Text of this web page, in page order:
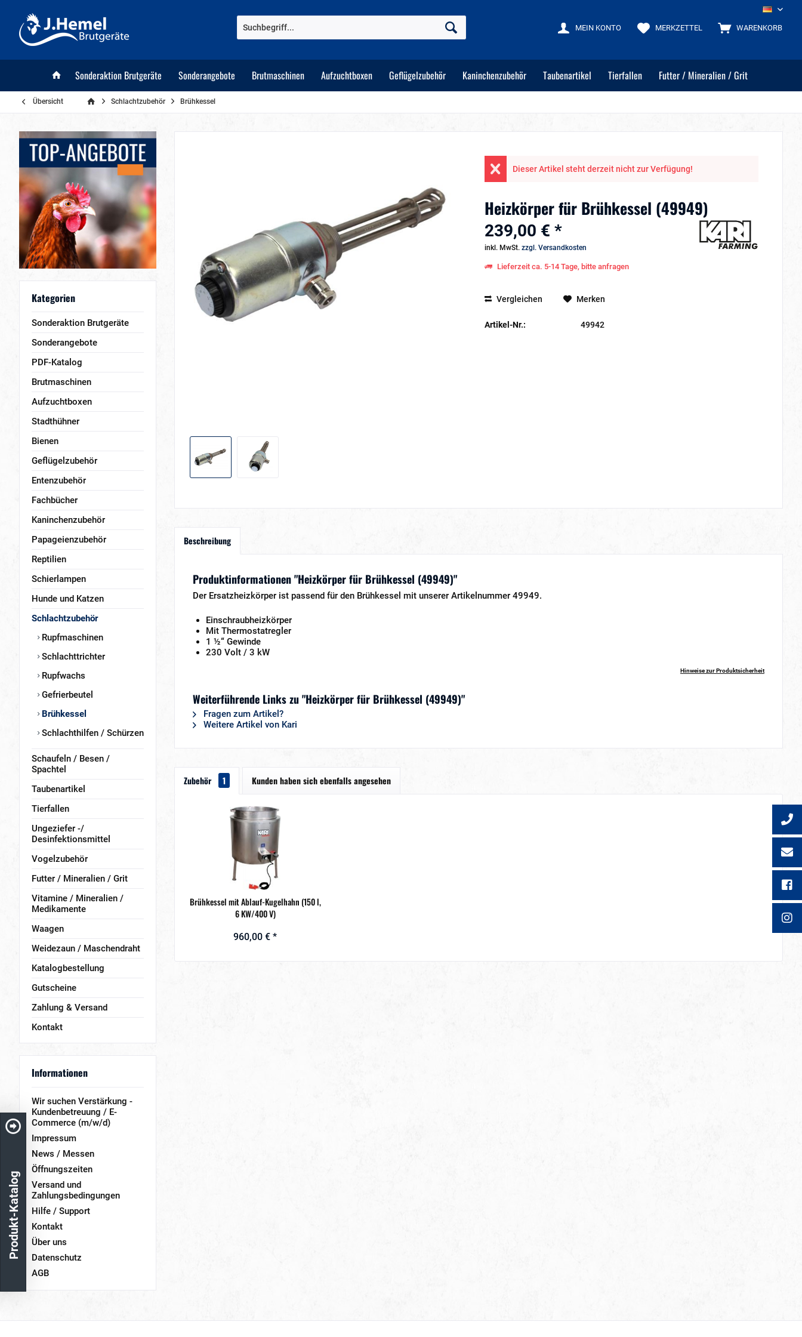
DE
WARENKORB
MERKZETTEL
MEIN KONTO
Sonderaktion Brutgeräte Sonderangebote Brutmaschinen Aufzuchtboxen Geflügelzubehör Kaninchenzubehör Taubenartikel Tierfallen Futter / Mineralien / Grit
Übersicht Schlachtzubehör Brühkessel
Kategorien
Sonderaktion Brutgeräte
Sonderangebote
PDF-Katalog
Brutmaschinen
Aufzuchtboxen
Stadthühner
Bienen
Geflügelzubehör
Entenzubehör
Fachbücher
Kaninchenzubehör
Papageienzubehör
Reptilien
Schierlampen
Hunde und Katzen
Schlachtzubehör
Rupfmaschinen
Schlachttrichter
Rupfwachs
Gefrierbeutel
Brühkessel
Schlachthilfen / Schürzen
Schaufeln / Besen /
Spachtel
Taubenartikel
Tierfallen
Ungeziefer -/
Desinfektionsmittel
Vogelzubehör
Futter / Mineralien / Grit
Vitamine / Mineralien /
Medikamente
Waagen
Weidezaun / Maschendraht
Katalogbestellung
Gutscheine
Zahlung & Versand
Kontakt
Informationen
Wir suchen Verstärkung -
Kundenbetreuung / E-
Commerce (m/w/d)
Impressum
News / Messen
Öffnungszeiten
Versand und
Zahlungsbedingungen
Hilfe / Support
Kontakt
Über uns
Datenschutz
AGB
Dieser Artikel steht derzeit nicht zur Verfügung!
Heizkörper für Brühkessel (49949)
239,00 € *
inkl. MwSt. zzgl. Versandkosten
Lieferzeit ca. 5-14 Tage, bitte anfragen
Vergleichen Merken
Artikel-Nr.: 49942
Beschreibung
Produktinformationen "Heizkörper für Brühkessel (49949)"
Der Ersatzheizkörper ist passend für den Brühkessel mit unserer Artikelnummer 49949.
Einschraubheizkörper
Mit Thermostatregler
1 ½“ Gewinde
230 Volt / 3 kW
Hinweise zur Produktsicherheit
Weiterführende Links zu "Heizkörper für Brühkessel (49949)"
Fragen zum Artikel?
Weitere Artikel von Kari
Zubehör 1 Kunden haben sich ebenfalls angesehen
Brühkessel mit Ablauf-Kugelhahn (150 l,
6 KW/400 V)
960,00 € *
Produkt-Katalog